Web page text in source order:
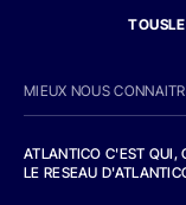
MIEUX NOUS
ATLANTICO C'EST QUI,
LE RESEAU